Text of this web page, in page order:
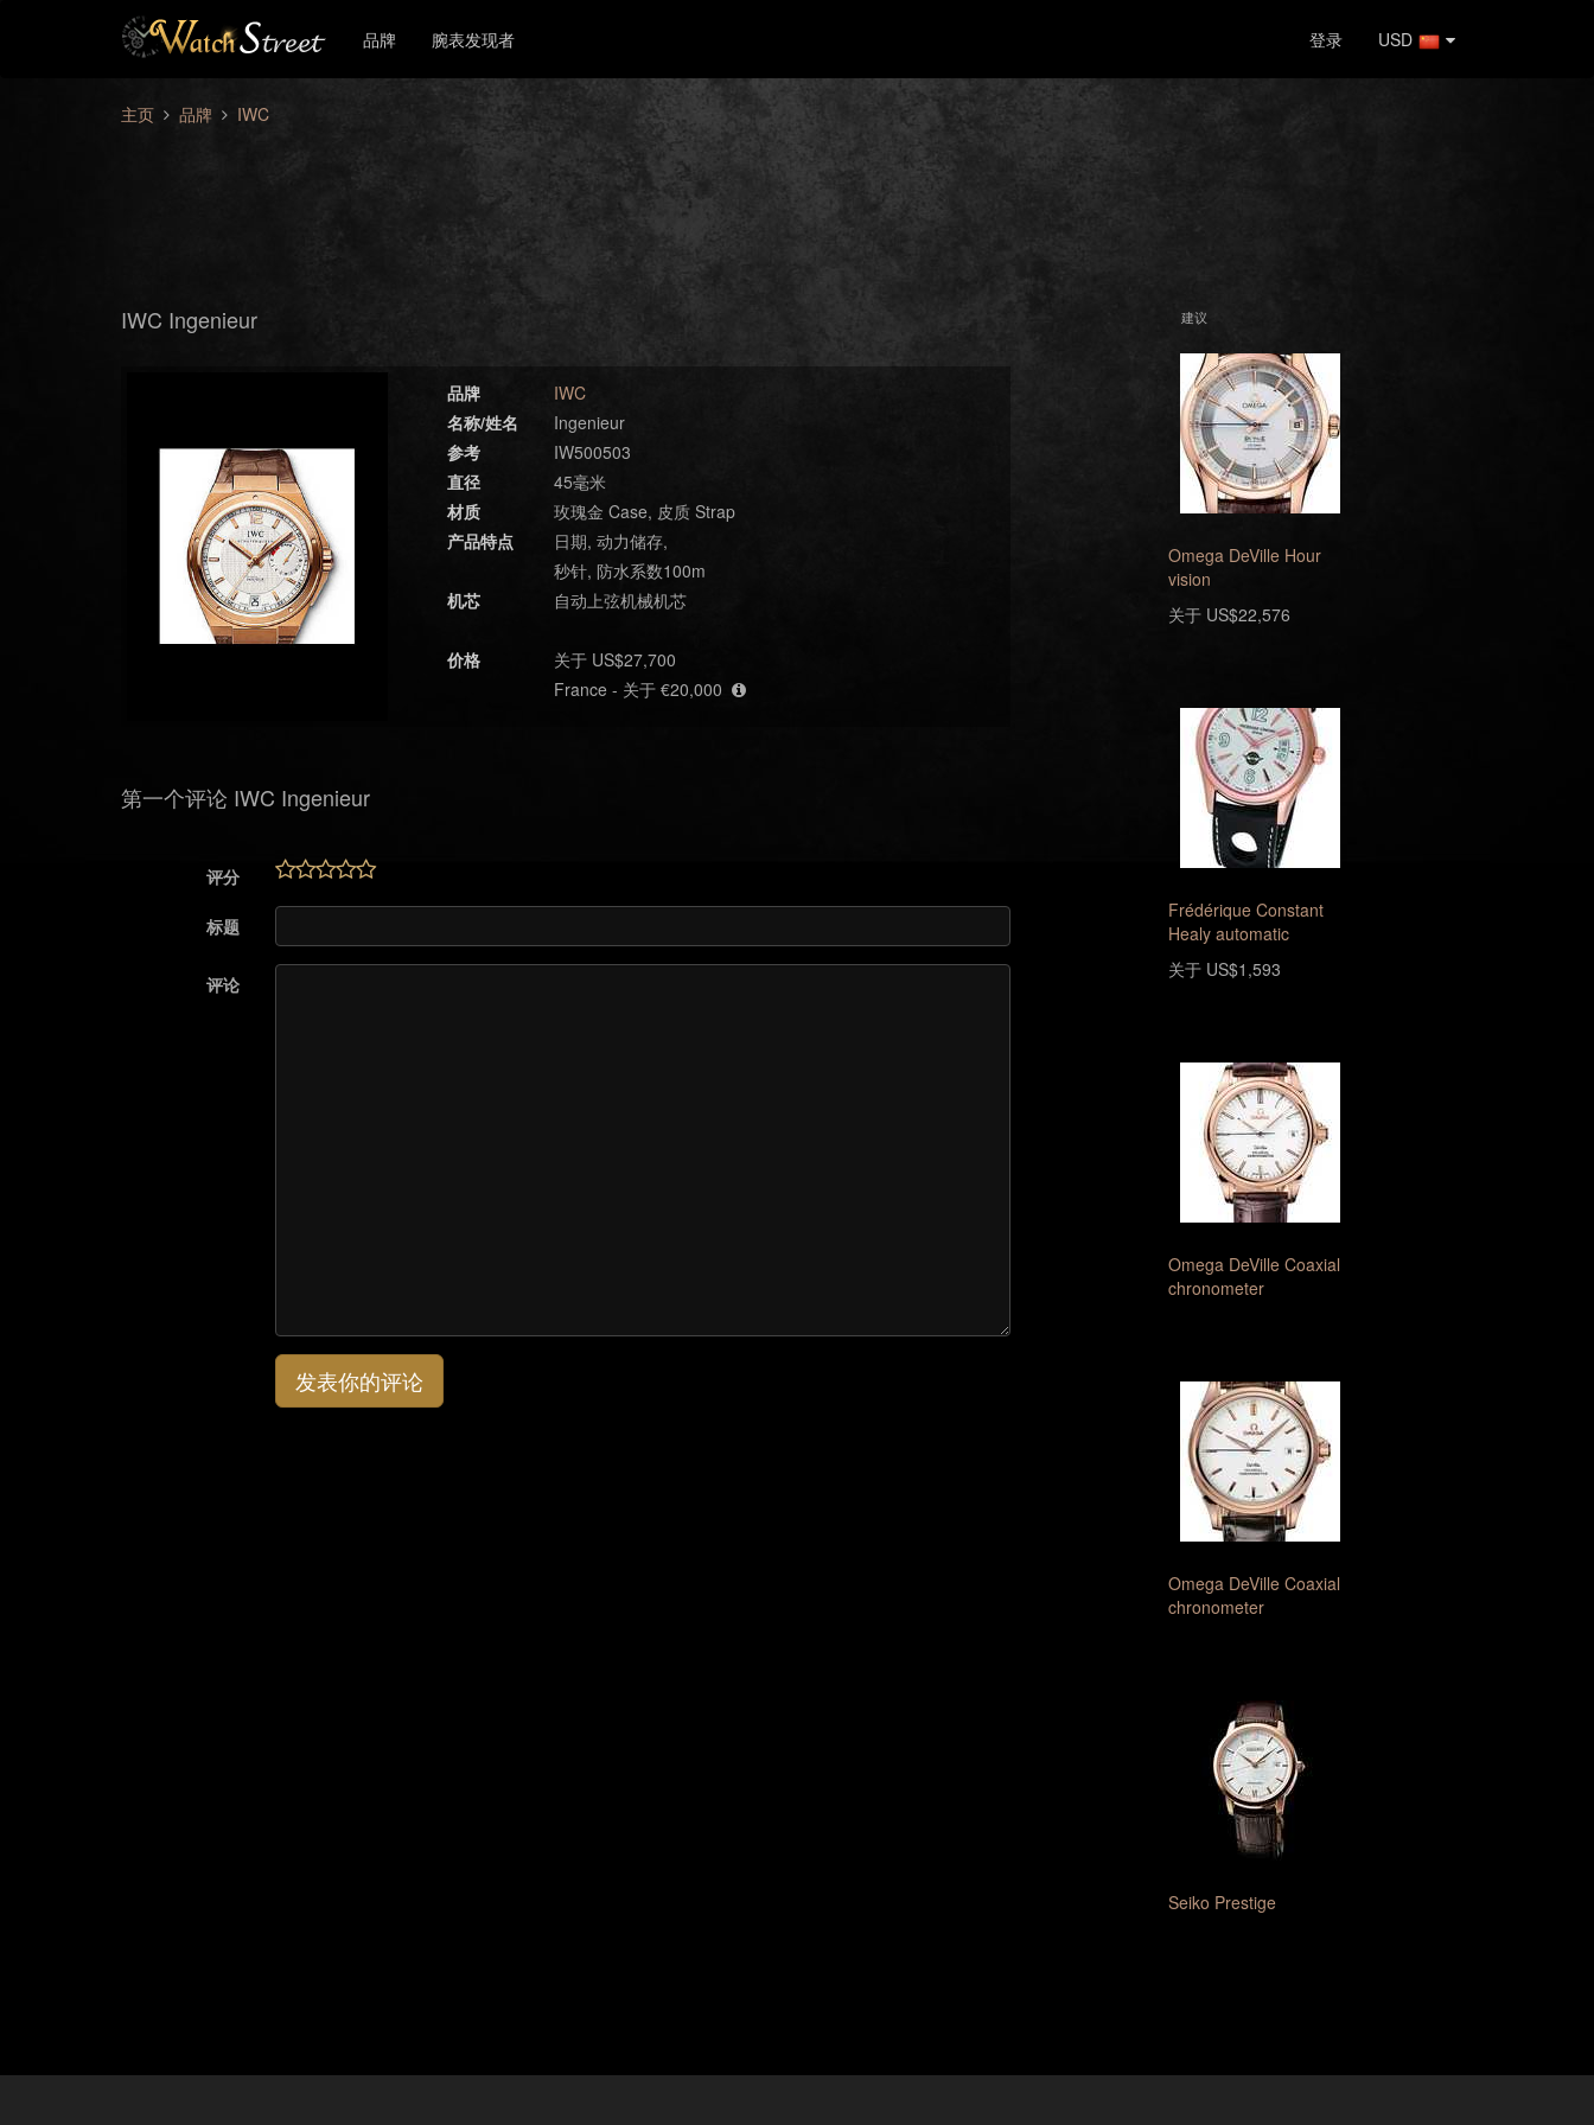
品牌 腕表发现者 登录 USD
主页 品牌 IWC
IWC Ingenieur
品牌
IWC
名称/姓名
Ingenieur
参考
IW500503
直径
45毫米
材质
玫瑰金 Case, 皮质 Strap
产品特点
日期, 动力储存,
秒针, 防水系数100m
机芯
自动上弦机械机芯
价格
关于 US$27,700
France - 关于 €20,000
第一个评论 IWC Ingenieur
评分
标题
评论
发表你的评论
建议
Omega DeVille Hour
vision
关于 US$22,576
Frédérique Constant
Healy automatic
关于 US$1,593
Omega DeVille Coaxial
chronometer
Omega DeVille Coaxial
chronometer
Seiko Prestige